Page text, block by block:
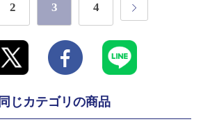
2 3 4
同じカテゴリの商品